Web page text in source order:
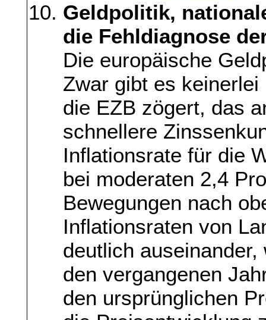
Geldpolitik,
die Fehldiagnose
Die europäische
Zwar gibt es
die EZB zögert, das
schnellere
Inflationsrate für die
bei moderaten 2,4
Bewegungen nach
Inflationsraten von
deutlich
den vergangenen
den ursprünglichen